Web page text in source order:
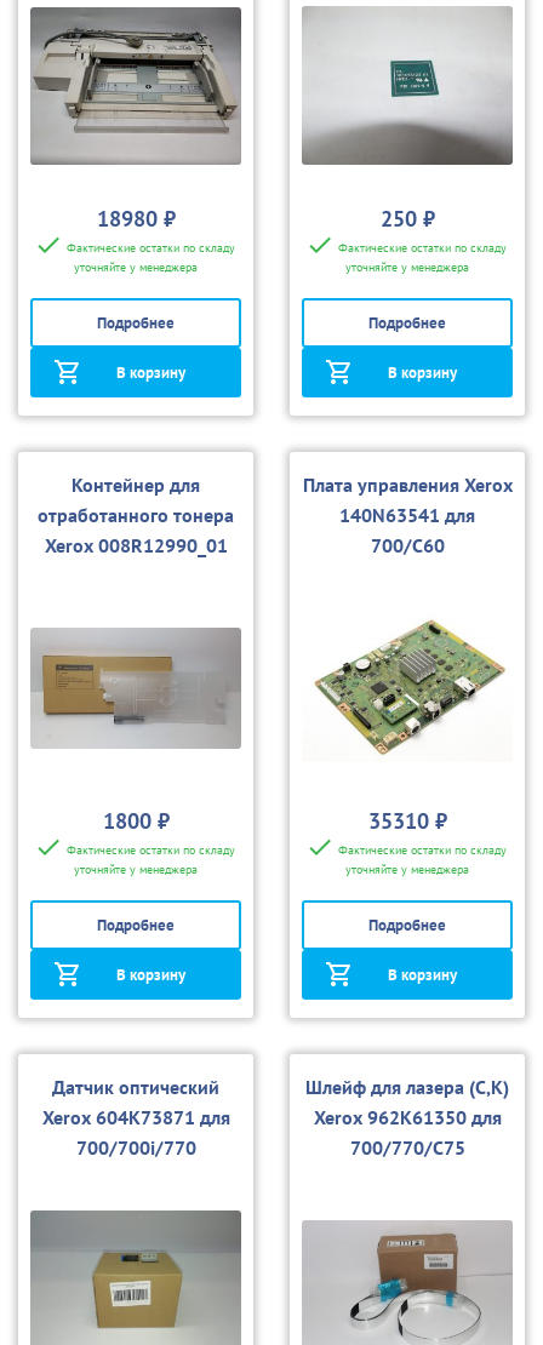
18980 ₽
Фактические остатки по складу
уточняйте у менеджера
Подробнее
В корзину
250 ₽
Фактические остатки по складу
уточняйте у менеджера
Подробнее
В корзину
Контейнер для
отработанного тонера
Xerox 008R12990_01
00/550 (совм.)
1800 ₽
Фактические остатки по складу
уточняйте у менеджера
Подробнее
В корзину
Плата управления Xerox
140N63541 для
700/C60
35310 ₽
Фактические остатки по складу
уточняйте у менеджера
Подробнее
В корзину
Датчик оптический
Xerox 604K73871 для
700/700i/770
Шлейф для лазера (C,K)
Xerox 962K61350 для
700/770/С75